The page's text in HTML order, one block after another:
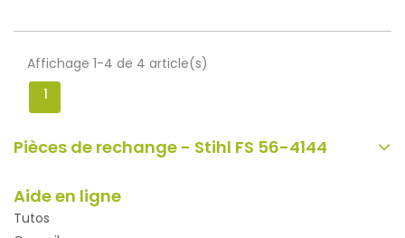
Affichage 1-4 de 4 article(s)
1
Pièces de rechange - Stihl FS 56-4144
Aide en ligne
Tutos